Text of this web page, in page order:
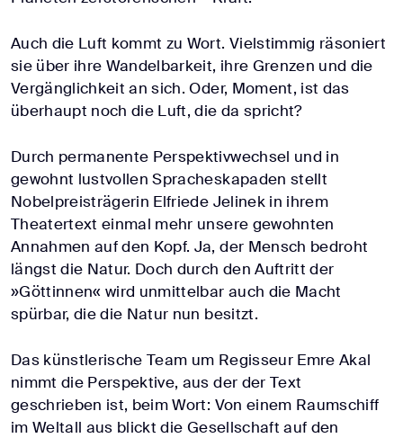
Auch die Luft kommt zu Wort. Vielstimmig räsoniert
sie über ihre Wandelbarkeit, ihre Grenzen und die
Vergänglichkeit an sich. Oder, Moment, ist das
überhaupt noch die Luft, die da spricht?
Durch permanente Perspektivwechsel und in
gewohnt lustvollen Spracheskapaden stellt
Nobelpreisträgerin Elfriede Jelinek in ihrem
Theatertext einmal mehr unsere gewohnten
Annahmen auf den Kopf. Ja, der Mensch bedroht
längst die Natur. Doch durch den Auftritt der
»Göttinnen« wird unmittelbar auch die Macht
spürbar, die die Natur nun besitzt.
Das künstlerische Team um Regisseur Emre Akal
nimmt die Perspektive, aus der der Text
geschrieben ist, beim Wort: Von einem Raumschiff
im Weltall aus blickt die Gesellschaft auf den